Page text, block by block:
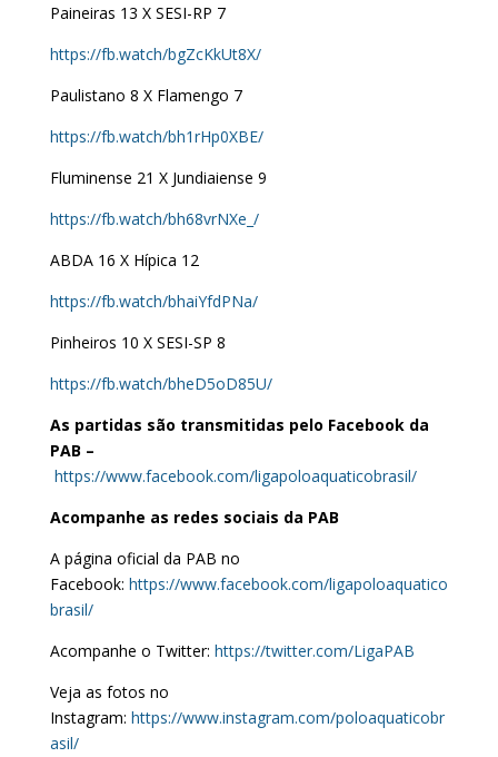
Paineiras 13 X SESI-RP 7
https://fb.watch/bgZcKkUt8X/
Paulistano 8 X Flamengo 7
https://fb.watch/bh1rHp0XBE/
Fluminense 21 X Jundiaiense 9
https://fb.watch/bh68vrNXe_/
ABDA 16 X Hípica 12
https://fb.watch/bhaiYfdPNa/
Pinheiros 10 X SESI-SP 8
https://fb.watch/bheD5oD85U/
As partidas são transmitidas pelo Facebook da
PAB –
https://www.facebook.com/ligapoloaquaticobrasil/
Acompanhe as redes sociais da PAB
A página oficial da PAB no
Facebook: https://www.facebook.com/ligapoloaquatico
brasil/
Acompanhe o Twitter: https://twitter.com/LigaPAB
Veja as fotos no
Instagram: https://www.instagram.com/poloaquaticobr
asil/